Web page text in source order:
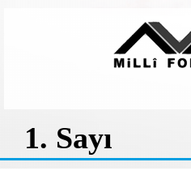
1. Sayı